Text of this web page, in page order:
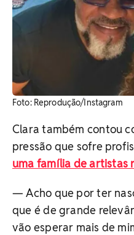
Foto: Reprodução/Instagram
Clara também contou
pressão que sofre
uma família de artistas
— Acho que por ter
que é de grande
vão esperar mais de